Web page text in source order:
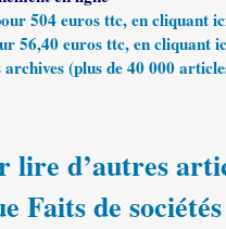
504 euros ttc, en cliquant
56,40 euros ttc, en cliquant
archives (plus de 40 000
d’autres
Faits de sociétés